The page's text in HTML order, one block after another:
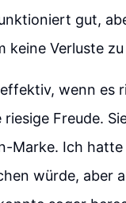
gut,
keine Verluste
wenn es
Freude.
Marke. Ich
würde, aber